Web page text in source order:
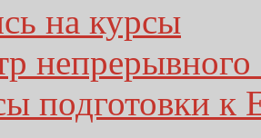
на курсы
непрерывного
подготовки